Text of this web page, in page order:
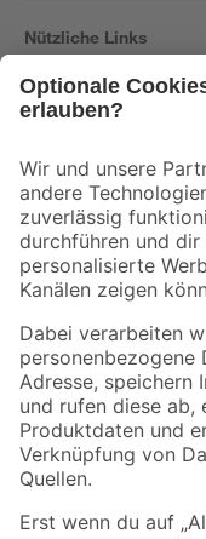
Nützliche Links
Der toom Newsletter: Keine
Zur Newsletter
Folge uns
Zahlungsarten
Sicher einkaufen